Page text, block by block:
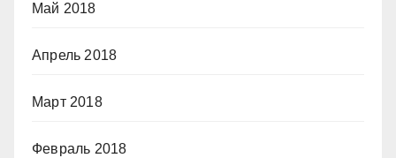
Май 2018
Апрель 2018
Март 2018
Февраль 2018